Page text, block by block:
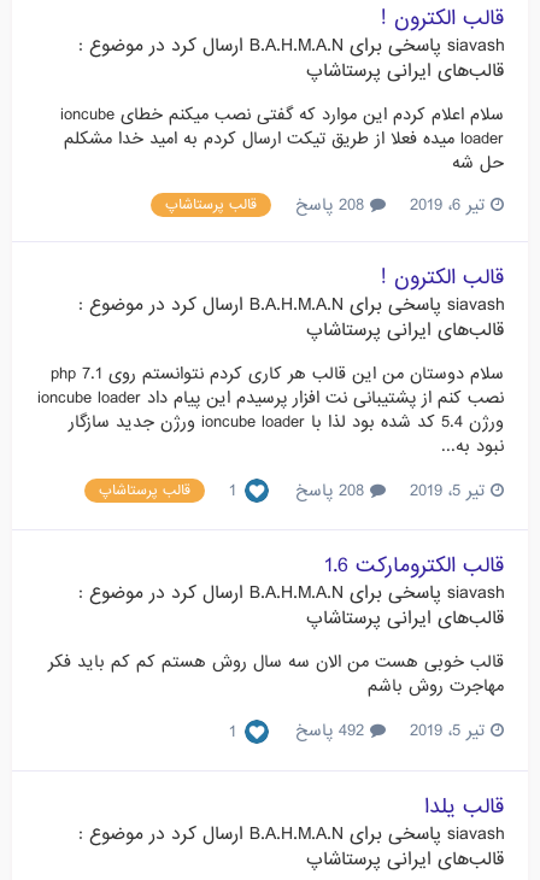
قالب الکترون !
siavash پاسخی برای B.A.H.M.A.N ارسال کرد در موضوع :
قالب‌های ایرانی پرستاشاپ
سلام اعلام کردم این موارد که گفتی نصب میکنم خطای ioncube
loader میده فعلا از طریق تیکت ارسال کردم به امید خدا مشکلم
حل شه
تیر 6، 2019
قالب پرستاشاپ
قالب الکترون !
siavash پاسخی برای B.A.H.M.A.N ارسال کرد در موضوع :
قالب‌های ایرانی پرستاشاپ
سلام دوستان من این قالب هر کاری کردم نتوانستم روی php 7.1
نصب کنم از پشتیبانی نت افزار پرسیدم این پیام داد ioncube loader
ورژن 5.4 کد شده بود لذا با ioncube loader ورژن جدید سازگار
نبود به...
تیر 5، 2019
1 قالب پرستاشاپ
قالب الکترومارکت 1.6
siavash پاسخی برای B.A.H.M.A.N ارسال کرد در موضوع :
قالب‌های ایرانی پرستاشاپ
قالب خوبی هست من الان سه سال روش هستم کم کم باید فکر
مهاجرت روش باشم
تیر 5، 2019
1
قالب یلدا
siavash پاسخی برای B.A.H.M.A.N ارسال کرد در موضوع :
قالب‌های ایرانی پرستاشاپ